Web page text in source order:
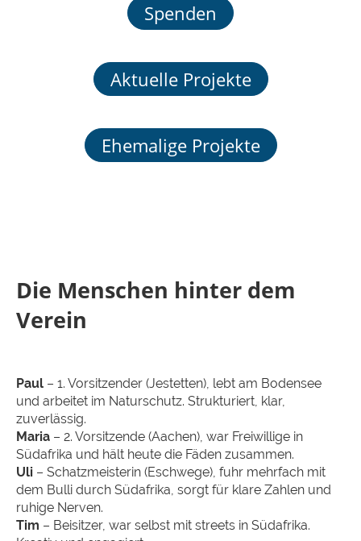
Spenden
Aktuelle Projekte
Ehemalige Projekte
Die Menschen hinter dem
Verein
Paul – 1. Vorsitzender (Jestetten), lebt am Bodensee
und arbeitet im Naturschutz. Strukturiert, klar,
zuverlässig.
Maria – 2. Vorsitzende (Aachen), war Freiwillige in
Südafrika und hält heute die Fäden zusammen.
Uli – Schatzmeisterin (Eschwege), fuhr mehrfach mit
dem Bulli durch Südafrika, sorgt für klare Zahlen und
ruhige Nerven.
Tim – Beisitzer, war selbst mit streets in Südafrika.